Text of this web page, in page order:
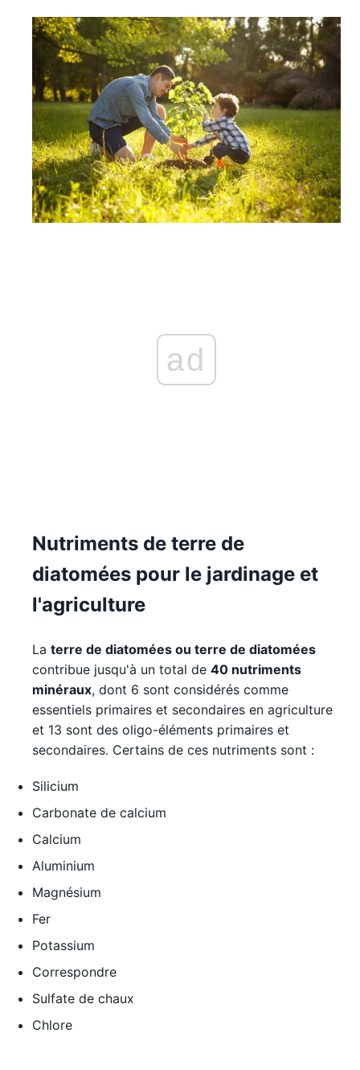
ad
Nutriments de terre de
diatomées pour le jardinage et
l'agriculture
La terre de diatomées ou terre de diatomées
contribue jusqu'à un total de 40 nutriments
minéraux, dont 6 sont considérés comme
essentiels primaires et secondaires en agriculture
et 13 sont des oligo-éléments primaires et
secondaires. Certains de ces nutriments sont :
Silicium
Carbonate de calcium
Calcium
Aluminium
Magnésium
Fer
Potassium
Correspondre
Sulfate de chaux
Chlore